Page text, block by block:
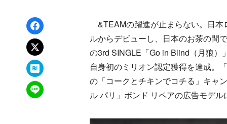
Facebookでシェア
xでポスト
はてなブックマーク
LINEで送る
&TEAMの躍進が止まらない。日本
ルからデビューし、日本のお茶の間
の3rd SINGLE「Go in Blind（月狼）
自身初のミリオン認定獲得を達成。
の「コークとチキンでコチる」キャ
ル パリ」ボンド リペアの広告モデ